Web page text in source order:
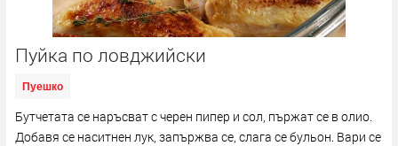
Пуйка по ловджийски
Пуешко
Бутчетата се наръсват с черен пипер и сол, пържат се в олио.
Добавя се наситнен лук, запържва се, слага се бульон. Вари се